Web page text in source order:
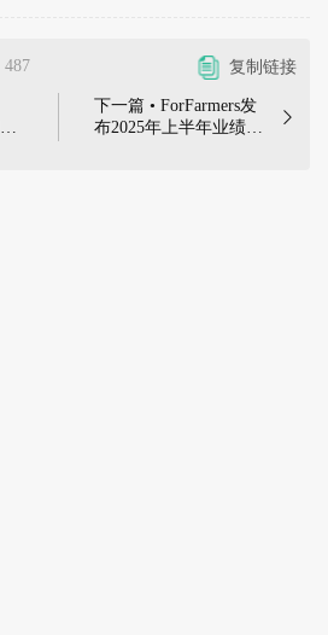
487 复制链接
下一篇 • ForFarmers发
布2025年上半年业绩报
